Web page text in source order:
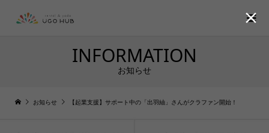
INFORMATION
お知らせ
お知らせ 【起業支援】サポート中の「出羽紬」さんがクラファン開始！
